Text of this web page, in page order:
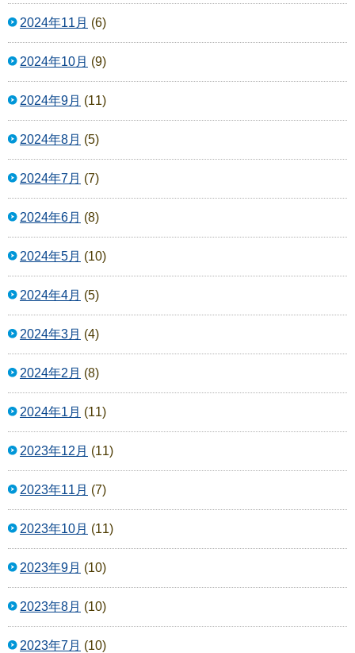
2024年11月 (6)
2024年10月 (9)
2024年9月 (11)
2024年8月 (5)
2024年7月 (7)
2024年6月 (8)
2024年5月 (10)
2024年4月 (5)
2024年3月 (4)
2024年2月 (8)
2024年1月 (11)
2023年12月 (11)
2023年11月 (7)
2023年10月 (11)
2023年9月 (10)
2023年8月 (10)
2023年7月 (10)